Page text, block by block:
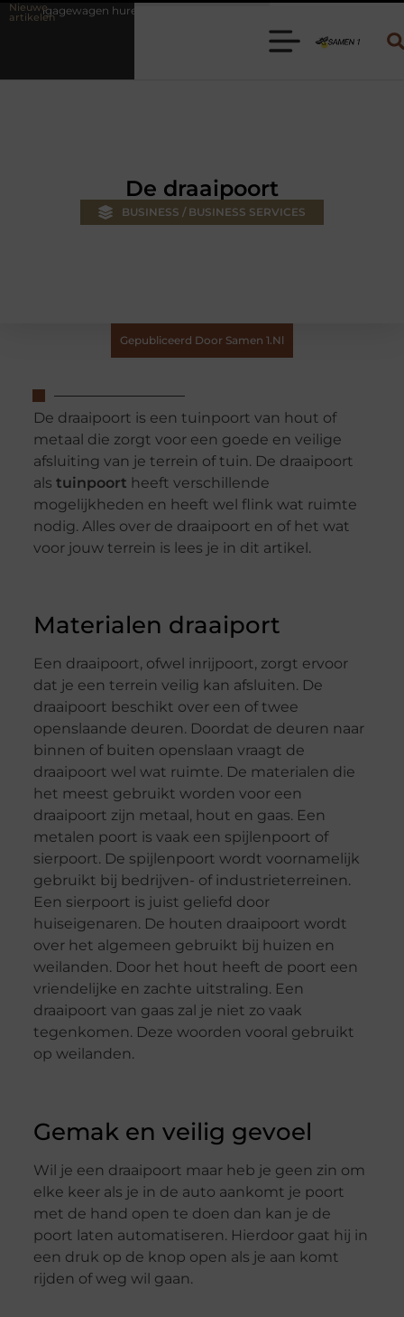
Nieuwe
artikelenKies de juiste aanhanger voor jouw klus
De draaipoort
BUSINESS / BUSINESS SERVICES
Gepubliceerd Door Samen 1.nl
De draaipoort is een tuinpoort van hout of
metaal die zorgt voor een goede en veilige
afsluiting van je terrein of tuin. De draaipoort
als tuinpoort heeft verschillende
mogelijkheden en heeft wel flink wat ruimte
nodig. Alles over de draaipoort en of het wat
voor jouw terrein is lees je in dit artikel.
Materialen draaiport
Een draaipoort, ofwel inrijpoort, zorgt ervoor
dat je een terrein veilig kan afsluiten. De
draaipoort beschikt over een of twee
openslaande deuren. Doordat de deuren naar
binnen of buiten openslaan vraagt de
draaipoort wel wat ruimte. De materialen die
het meest gebruikt worden voor een
draaipoort zijn metaal, hout en gaas. Een
metalen poort is vaak een spijlenpoort of
sierpoort. De spijlenpoort wordt voornamelijk
gebruikt bij bedrijven- of industrieterreinen.
Een sierpoort is juist geliefd door
huiseigenaren. De houten draaipoort wordt
over het algemeen gebruikt bij huizen en
weilanden. Door het hout heeft de poort een
vriendelijke en zachte uitstraling. Een
draaipoort van gaas zal je niet zo vaak
tegenkomen. Deze woorden vooral gebruikt
op weilanden.
Gemak en veilig gevoel
Wil je een draaipoort maar heb je geen zin om
elke keer als je in de auto aankomt je poort
met de hand open te doen dan kan je de
poort laten automatiseren. Hierdoor gaat hij in
een druk op de knop open als je aan komt
rijden of weg wil gaan.